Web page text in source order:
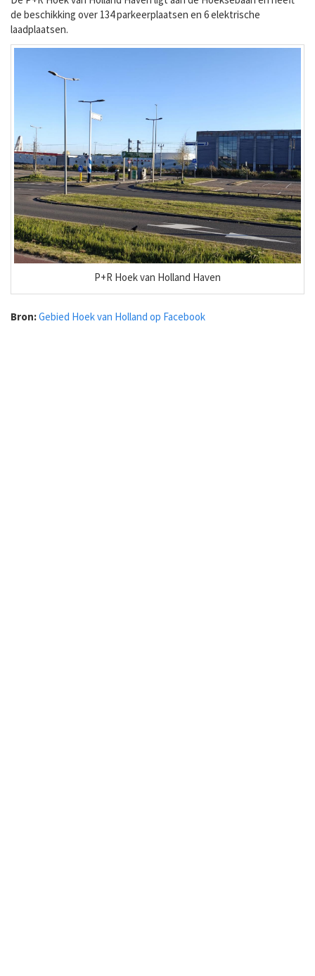
de beschikking over 134 parkeerplaatsen en 6 elektrische
laadplaatsen.
P+R Hoek van Holland Haven
Bron:Gebied Hoek van Holland op Facebook